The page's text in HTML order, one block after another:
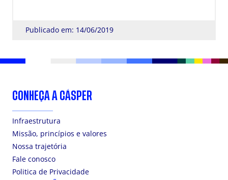
Publicado em: 14/06/2019
CONHEÇA A CÁSPER
Infraestrutura
Missão, princípios e valores
Nossa trajetória
Fale conosco
Politica de Privacidade